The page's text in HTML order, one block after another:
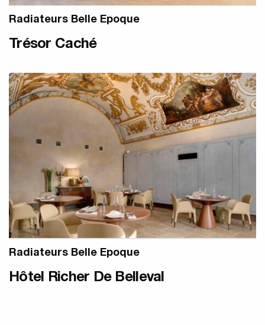
Radiateurs Belle Epoque
Trésor Caché
Radiateurs Belle Epoque
Hôtel Richer De Belleval